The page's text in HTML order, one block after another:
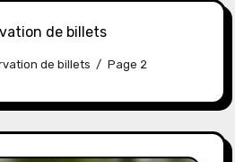
de billets
de billets Page 2